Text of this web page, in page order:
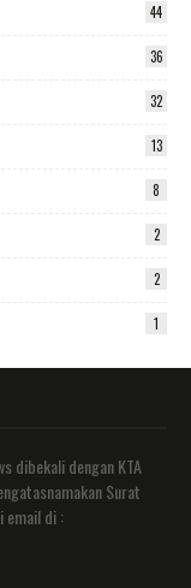
44
36
32
13
8
2
2
1
dibekali dengan KTA
Surat
email di :